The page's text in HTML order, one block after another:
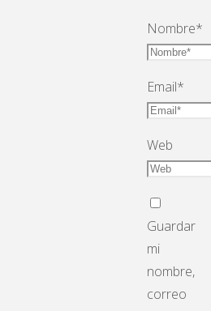
Nombre*
Email*
Web
Guardar
mi
nombre,
correo